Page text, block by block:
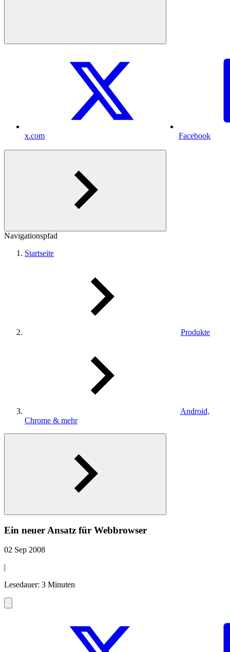
x.com Facebook
Navigationspfad
Startseite
Produkte
Android,
Chrome & mehr
Ein neuer Ansatz für Webbrowser
02 Sep 2008
|
Lesedauer: 3 Minuten